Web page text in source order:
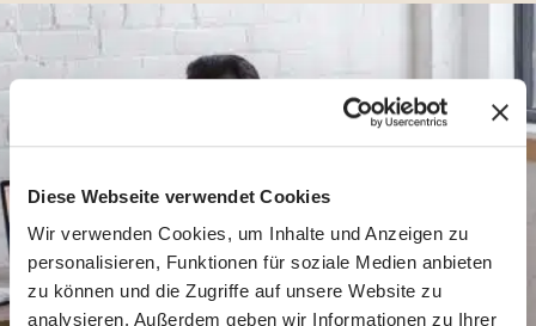
Diese Webseite verwendet Cookies
Wir verwenden Cookies, um Inhalte und Anzeigen zu
personalisieren, Funktionen für soziale Medien anbieten
zu können und die Zugriffe auf unsere Website zu
analysieren. Außerdem geben wir Informationen zu Ihrer